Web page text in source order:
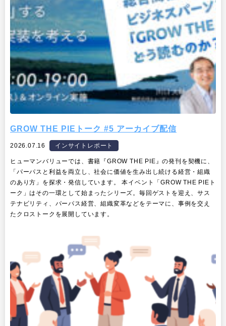
GROW THE PIEトーク #5 アーカイブ配信
2026.07.16 インサイトレポート
ヒューマンバリューでは、書籍『GROW THE PIE』の発刊を契機に、
「パーパスと利益を両立し、社会に価値を生み出し続ける経営・組織
のあり方」を探求・発信しています。 本イベント「GROW THE PIEト
ーク」はその一環として始まったシリーズ。毎回ゲストを迎え、サス
テナビリティ、パーパス経営、組織変革などをテーマに、事例を交え
たクロストークを展開しています。